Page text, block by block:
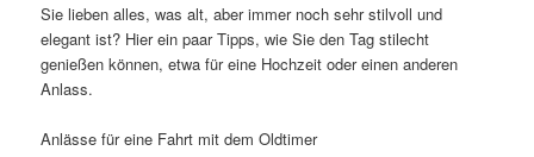
Sie lieben alles, was alt, aber immer noch sehr stilvoll und
elegant ist? Hier ein paar Tipps, wie Sie den Tag stilecht
genießen können, etwa für eine Hochzeit oder einen anderen
Anlass.
Anlässe für eine Fahrt mit dem Oldtimer